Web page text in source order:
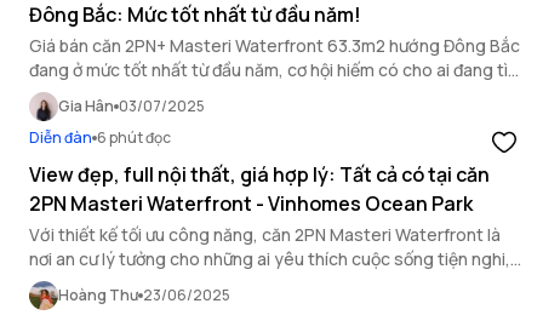
Đông Bắc: Mức tốt nhất từ đầu năm!
Giá bán căn 2PN+ Masteri Waterfront 63.3m2 hướng Đông Bắc
đang ở mức tốt nhất từ đầu năm, cơ hội hiếm có cho ai đang tìm
mua tại tòa M3 Masteri Waterfront.
Gia Hân 03/07/2025
Diễn đàn 6 phút đọc
View đẹp, full nội thất, giá hợp lý: Tất cả có tại căn
2PN Masteri Waterfront - Vinhomes Ocean Park
Với thiết kế tối ưu công năng, căn 2PN Masteri Waterfront là
nơi an cư lý tưởng cho những ai yêu thích cuộc sống tiện nghi,
hiện đại và tràn đầy cảm hứng.
Hoàng Thư 23/06/2025